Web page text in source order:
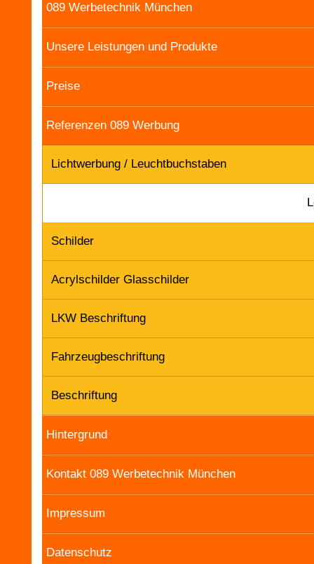
089 Werbetechnik München
Unsere Leistungen und Produkte
Preise
Referenzen 089 Werbung
Lichtwerbung / Leuchtbuchstaben
Schilder
Acrylschilder Glasschilder
LKW Beschriftung
Fahrzeugbeschriftung
Beschriftung
Hintergrund
Kontakt 089 Werbetechnik München
Impressum
Datenschutz